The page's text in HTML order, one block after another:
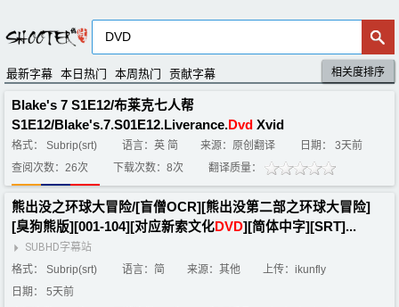
最新字幕 本日热门 本周热门 贡献字幕 默认排序
评分排序
相关度排序
Blake's 7 S1E12/布莱克七人帮
S1E12/Blake's.7.S01E12.Liverance.Dvd Xvid
格式： Subrip(srt) 语言：英 简 来源：原创翻译
日期： 3天前
查阅次数：26次
下载次数：8次 翻译质量：
熊出没之环球大冒险/[盲僧OCR][熊出没第二部之环球大冒险]
[臭狗熊版][001-104][对应新索文化DVD][简体中字][SRT]...
SUBHD字幕站
格式： Subrip(srt)
语言：简 来源：其他
上传：ikunfly
日期： 5天前